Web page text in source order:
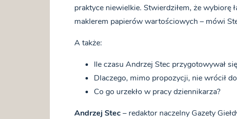
praktyce niewielkie. Stwierdziłem, że wybiorę
maklerem papierów wartościowych – mówi
A także:
Ile czasu Andrzej Stec przygotowywał
Dlaczego, mimo propozycji, nie wrócił
Co go urzekło w pracy dziennikarza?
Andrzej Stec– redaktor naczelny Gazety